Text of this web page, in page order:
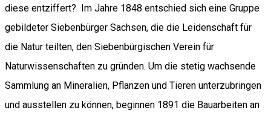
diese entziffert? Im Jahre 1848 entschied sich eine Gruppe
gebildeter Siebenbürger Sachsen, die die Leidenschaft für
die Natur teilten, den Siebenbürgischen Verein für
Naturwissenschaften zu gründen. Um die stetig wachsende
Sammlung an Mineralien, Pflanzen und Tieren unterzubringen
und ausstellen zu können, beginnen 1891 die Bauarbeiten an